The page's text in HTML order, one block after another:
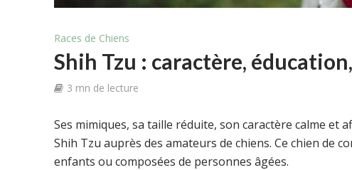
Races de Chiens
Shih Tzu : caractère,
3 mn de lecture
Ses mimiques, sa taille réduite, son caractère calme et
Shih Tzu auprès des amateurs de chiens. Ce chien de
enfants ou composées de personnes âgées.